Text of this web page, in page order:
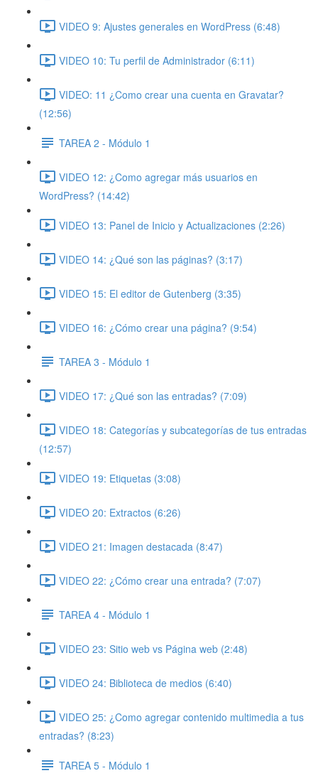
VIDEO 9: Ajustes generales en WordPress (6:48)
VIDEO 10: Tu perfil de Administrador (6:11)
VIDEO: 11 ¿Como crear una cuenta en Gravatar?
(12:56)
TAREA 2 - Módulo 1
VIDEO 12: ¿Como agregar más usuarios en
WordPress? (14:42)
VIDEO 13: Panel de Inicio y Actualizaciones (2:26)
VIDEO 14: ¿Qué son las páginas? (3:17)
VIDEO 15: El editor de Gutenberg (3:35)
VIDEO 16: ¿Cómo crear una página? (9:54)
TAREA 3 - Módulo 1
VIDEO 17: ¿Qué son las entradas? (7:09)
VIDEO 18: Categorías y subcategorías de tus entradas
(12:57)
VIDEO 19: Etiquetas (3:08)
VIDEO 20: Extractos (6:26)
VIDEO 21: Imagen destacada (8:47)
VIDEO 22: ¿Cómo crear una entrada? (7:07)
TAREA 4 - Módulo 1
VIDEO 23: Sitio web vs Página web (2:48)
VIDEO 24: Biblioteca de medios (6:40)
VIDEO 25: ¿Como agregar contenido multimedia a tus
entradas? (8:23)
TAREA 5 - Módulo 1